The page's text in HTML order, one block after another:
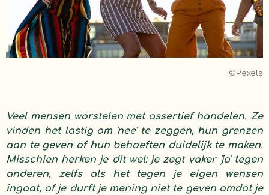
©Pexels
Veel mensen worstelen met assertief handelen. Ze
vinden het lastig om 'nee' te zeggen, hun grenzen
aan te geven of hun behoeften duidelijk te maken.
Misschien herken je dit wel: je zegt vaker 'ja' tegen
anderen, zelfs als het tegen je eigen wensen
ingaat, of je durft je mening niet te geven omdat je